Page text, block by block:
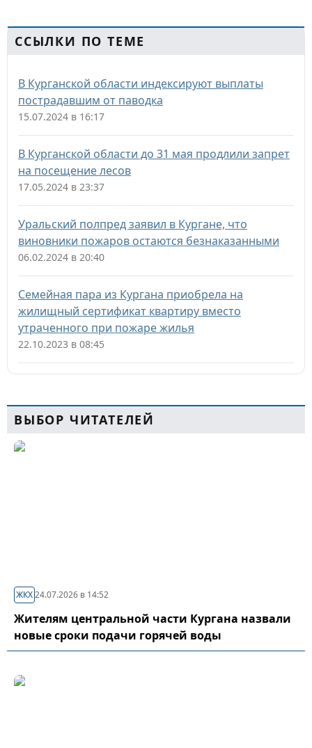
ССЫЛКИ ПО ТЕМЕ
В Курганской области индексируют выплаты
пострадавшим от паводка
15.07.2024 в 16:17
В Курганской области до 31 мая продлили запрет
на посещение лесов
17.05.2024 в 23:37
Уральский полпред заявил в Кургане, что
виновники пожаров остаются безнаказанными
06.02.2024 в 20:40
Семейная пара из Кургана приобрела на
жилищный сертификат квартиру вместо
утраченного при пожаре жилья
22.10.2023 в 08:45
ВЫБОР ЧИТАТЕЛЕЙ
ЖКХ24.07.2026 в 14:52
Жителям центральной части Кургана назвали
новые сроки подачи горячей воды